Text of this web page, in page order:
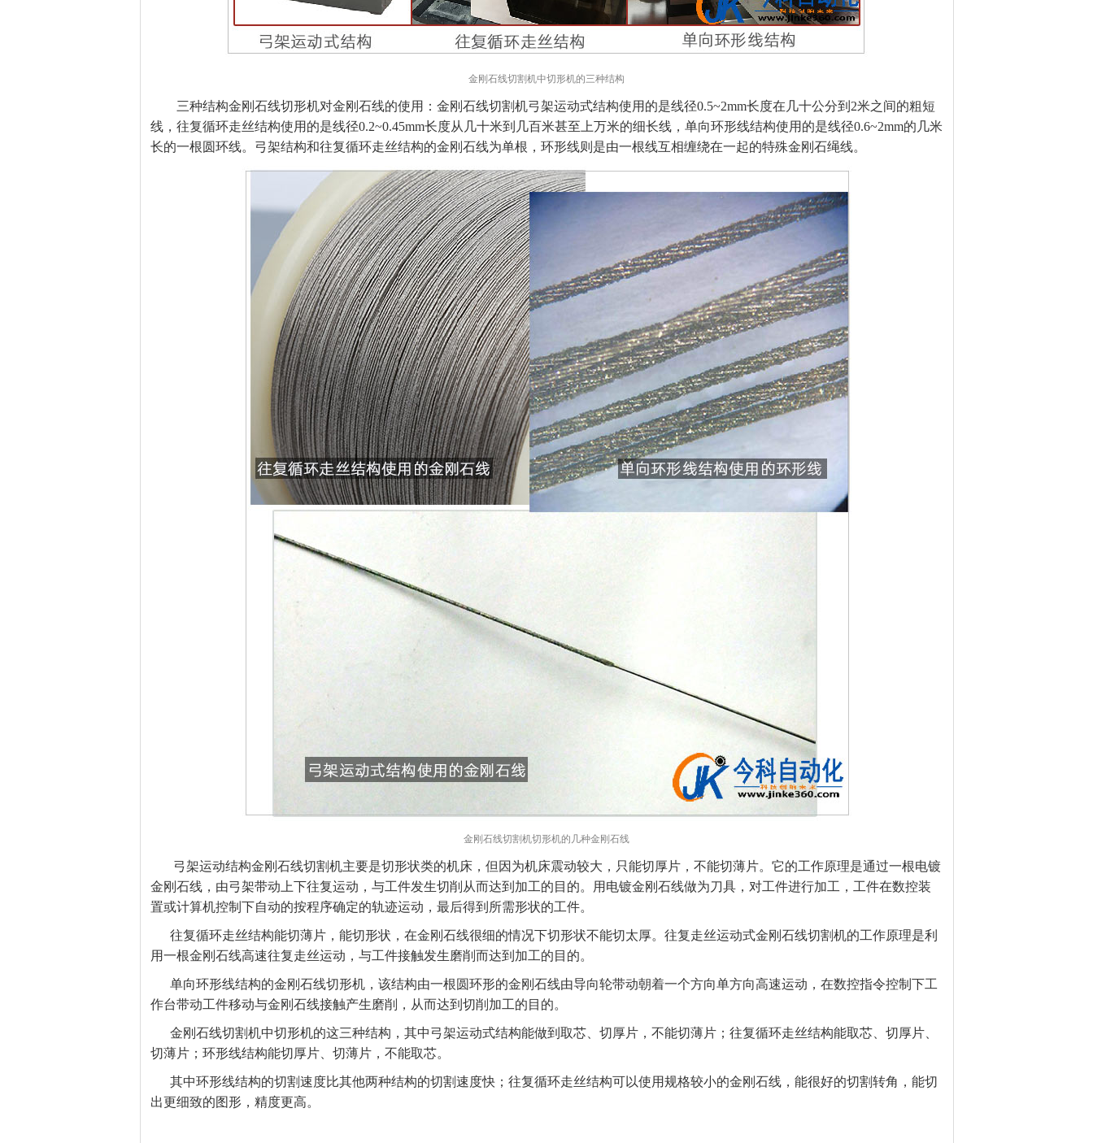
金刚石线切割机中切形机的三种结构
三种结构金刚石线切形机对金刚石线的使用：金刚石线切割机弓架运动式结构使用的是线径0.5~2mm长度在几十公分到2米之间的粗短
线，往复循环走丝结构使用的是线径0.2~0.45mm长度从几十米到几百米甚至上万米的细长线，单向环形线结构使用的是线径0.6~2mm的几米
长的一根圆环线。弓架结构和往复循环走丝结构的金刚石线为单根，环形线则是由一根线互相缠绕在一起的特殊金刚石绳线。
金刚石线切割机切形机的几种金刚石线
弓架运动结构金刚石线切割机主要是切形状类的机床，但因为机床震动较大，只能切厚片，不能切薄片。它的工作原理是通过一根电镀
金刚石线，由弓架带动上下往复运动，与工件发生切削从而达到加工的目的。用电镀金刚石线做为刀具，对工件进行加工，工件在数控装
置或计算机控制下自动的按程序确定的轨迹运动，最后得到所需形状的工件。
往复循环走丝结构能切薄片，能切形状，在金刚石线很细的情况下切形状不能切太厚。 往复走丝运动式金刚石线切割机的工作原理是利
用一根金刚石线高速往复走丝运动，与工件接触发生磨削而达到加工的目的。
单向环形线结构的金刚石线切形机，该结构由一根圆环形的金刚石线由导向轮带动朝着一个方向单方向高速运动，在数控指令控制下工
作台带动工件移动与金刚石线接触产生磨削，从而达到切削加工的目的。
金刚石线切割机中切形机的这三种结构，其中弓架运动式结构能做到取芯、切厚片，不能切薄片；往复循环走丝结构能取芯、切厚片、
切薄片；环形线结构能切厚片、切薄片，不能取芯。
其中环形线结构的切割速度比其他两种结构的切割速度快；往复循环走丝结构可以使用规格较小的金刚石线，能很好的切割转角，能切
出更细致的图形，精度更高。